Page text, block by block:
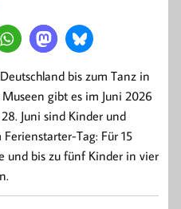
bis zum Tanz in
gibt es im Juni 2026
Juni sind Kinder und
Tag: Für 15
und bis zu fünf Kinder in vier